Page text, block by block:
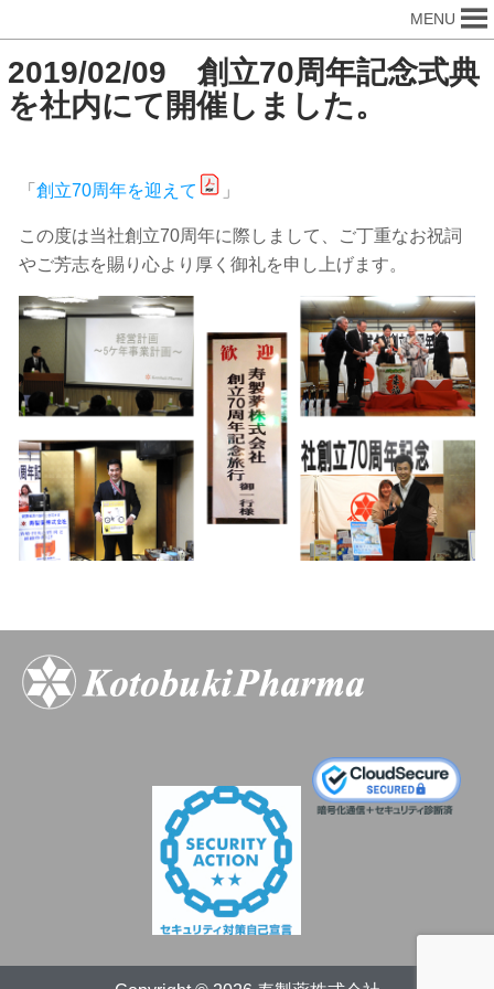
MENU
2019/02/09 創立70周年記念式典
を社内にて開催しました。
「 創立70周年を迎えて 」
この度は当社創立70周年に際しまして、ご丁重なお祝詞
やご芳志を賜り心より厚く御礼を申し上げます。